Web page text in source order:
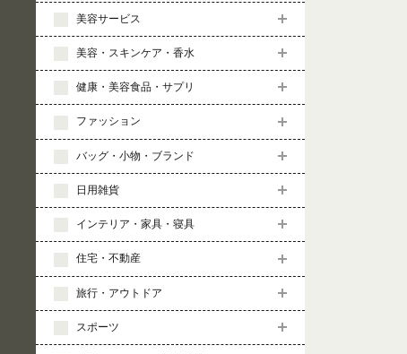
美容サービス
美容・スキンケア・香水
健康・美容食品・サプリ
ファッション
バッグ・小物・ブランド
日用雑貨
インテリア・家具・寝具
住宅・不動産
旅行・アウトドア
スポーツ